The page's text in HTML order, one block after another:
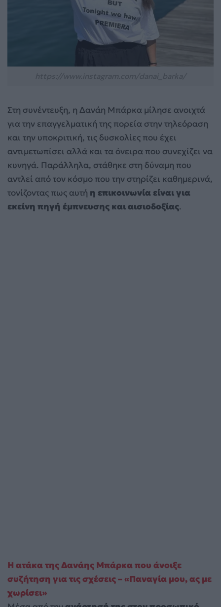
Στη συνέντευξη, η Δανάη Μπάρκα μίλησε ανοιχτά
για την επαγγελματική της πορεία στην τηλεόραση
και την υποκριτική, τις δυσκολίες που έχει
αντιμετωπίσει αλλά και τα όνειρα που συνεχίζει να
κυνηγά. Παράλληλα, στάθηκε στη δύναμη που
αντλεί από τον κόσμο που την στηρίζει καθημερινά,
τονίζοντας πως αυτή η επικοινωνία είναι για
εκείνη πηγή έμπνευσης και αισιοδοξίας.
Η ατάκα της Δανάης Μπάρκα που άνοιξε
συζήτηση για τις σχέσεις – «Παναγία μου, ας με
χωρίσει»